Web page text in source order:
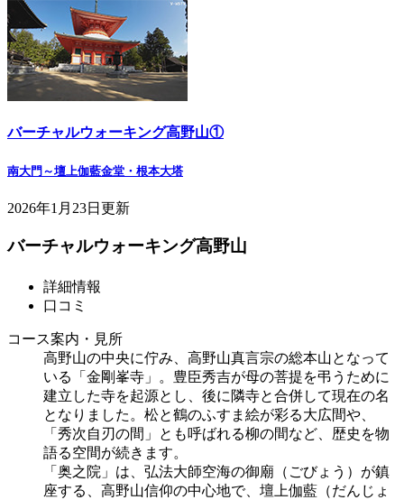
バーチャルウォーキング高野山①
南大門～壇上伽藍金堂・根本大塔
2026年1月23日更新
バーチャルウォーキング高野山
詳細情報
口コミ
コース案内・見所
高野山の中央に佇み、高野山真言宗の総本山となって
いる「金剛峯寺」。豊臣秀吉が母の菩提を弔うために
建立した寺を起源とし、後に隣寺と合併して現在の名
となりました。松と鶴のふすま絵が彩る大広間や、
「秀次自刃の間」とも呼ばれる柳の間など、歴史を物
語る空間が続きます。
「奥之院」は、弘法大師空海の御廟（ごびょう）が鎮
座する、高野山信仰の中心地で、壇上伽藍（だんじょ